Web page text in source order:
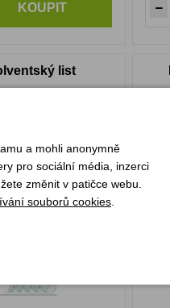
KOUPIT
list
a mohli anonymně
pro sociální média, inzerci
změnit v patičce webu.
souborů cookies